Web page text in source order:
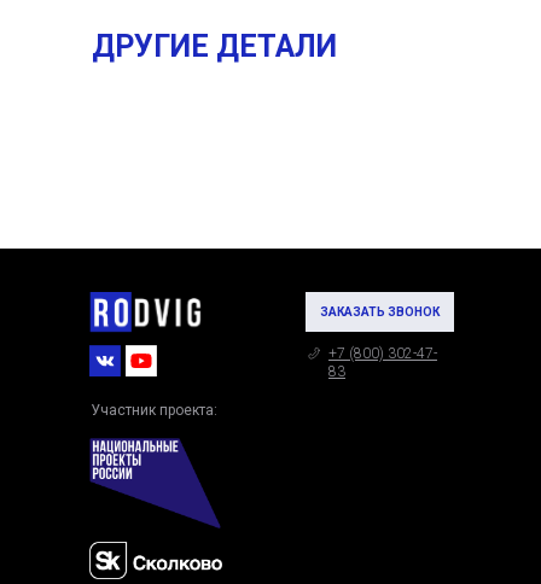
ДРУГИЕ ДЕТАЛИ
ЗАКАЗАТЬ ЗВОНОК
Участник проекта:
+7 (800) 302-47-
83